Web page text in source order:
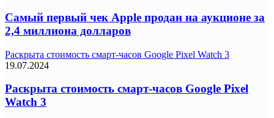
Самый первый чек Apple продан на аукционе за
2,4 миллиона долларов
Раскрыта стоимость смарт-часов Google Pixel Watch 3
19.07.2024
Раскрыта стоимость смарт-часов Google Pixel
Watch 3